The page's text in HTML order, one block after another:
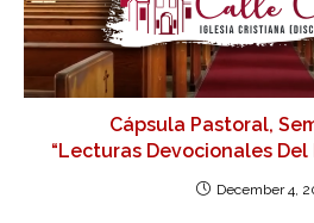
Cápsula Pastoral,
“Lecturas Devocionales Del
December 4,